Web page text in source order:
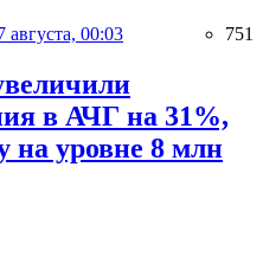
августа, 00:03 751
в АЧГ на 31%,
на уровне 8 млн